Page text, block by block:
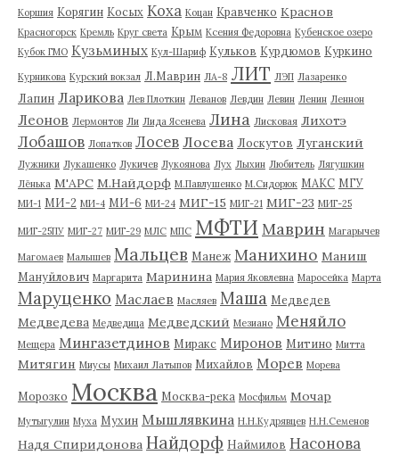
Коршия Корягин Косых Коха Коцан Кравченко Краснов
Красногорск Кремль Круг света Крым Ксения Федоровна Кубенское озеро
Кубок ГМО Кузьминых Кул-Шариф Кульков Курдюмов Куркино
Курникова Курский вокзал Л.Маврин ЛА-8 ЛИТ ЛЭП Лазаренко
Лапин Ларикова Лев Плоткин Леванов Левдин Левин Ленин Леннон
Леонов Лермонтов Ли Лида Ясенева Лина Лисковая Лихотэ
Лобашов Лопатков Лосев Лосева Лоскутов Луганский
Лужники Лукашенко Лукичев Лукоянова Лух Лыхин Любитель Лягушкин
Лёнька М'АРС М.Найдорф М.Павлушенко М.Сидорюк МАКС МГУ
МИ-1 МИ-2 МИ-4 МИ-6 МИ-24 МИГ-15 МИГ-21 МИГ-23 МИГ-25
МИГ-25ПУ МИГ-27 МИГ-29 МЛС МПС МФТИ Маврин Магарычев
Магомаев Малышев Мальцев Манеж Манихино Маниш
Мануйлович Маргарита Маринина Мария Яковлевна Маросейка Марта
Маруценко Маслаев Масляев Маша Медведев
Медведева Медведица Медведский Мезиано Меняйло
Мещера Мингазетдинов Миракс Миронов Митино Митта
Митягин Миусы Михаил Латыпов Михайлов Морев Морева
Морозко Москва Москва-река Мосфильм Мочар
Мутыгулин Муха Мухин Мышлявкина Н.Н.Кудрявцев Н.Н.Семенов
Надя Спиридонова Найдорф Наймилов Насонова